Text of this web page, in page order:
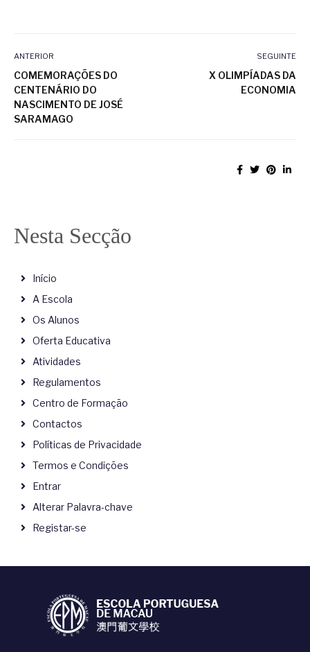
ANTERIOR
COMEMORAÇÕES DO
CENTENÁRIO DO
NASCIMENTO DE JOSÉ
SARAMAGO
SEGUINTE
X OLIMPÍADAS DA
ECONOMIA
Nesta Secção
Início
A Escola
Os Alunos
Oferta Educativa
Atividades
Regulamentos
Centro de Formação
Contactos
Políticas de Privacidade
Termos e Condições
Entrar
Alterar Palavra-chave
Registar-se